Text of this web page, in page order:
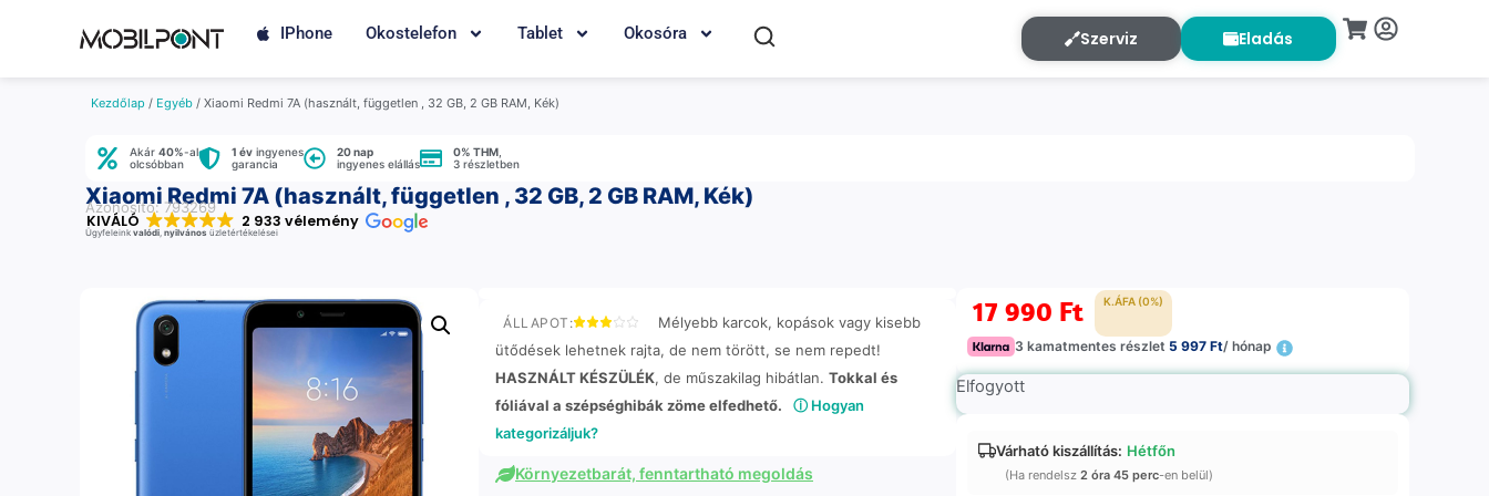
IPhone Okostelefon Tablet Okosóra Szerviz Eladás
Kezdőlap / Egyéb / Xiaomi Redmi 7A (használt, független , 32 GB, 2 GB RAM, Kék)
Akár 40%-al
olcsóbban
1 év ingyenes
garancia
20 nap
ingyenes elállás
0% THM
3 részletben
Xiaomi Redmi 7A (használt, független , 32 GB, 2 GB RAM, Kék)
Azonosító: 793269
KIVÁLÓ 2 933 vélemény
Ügyfeleink valódi, nyilvános üzletértékelései
ÁLLAPOT:
Mélyebb karcok, kopások vagy kisebb
ütődések lehetnek rajta, de nem törött, se nem repedt!
HASZNÁLT KÉSZÜLÉK, de műszakilag hibátlan. Tokkal és
fóliával a szépséghibák zöme elfedhető.
ⓘ Hogyan
kategorizáljuk?
Környezetbarát, fenntartható megoldás
17 990 Ft K.ÁFA (0%)
3 kamatmentes részlet5 997 Ft/ hónap
Elfogyott
Várható kiszállítás: Hétfőn
(Ha rendelsz2 óra 45 perc-en belül)